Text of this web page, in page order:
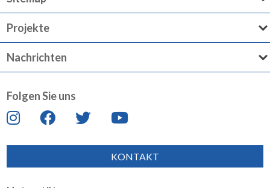
Projekte
Nachrichten
Folgen Sie uns
KONTAKT